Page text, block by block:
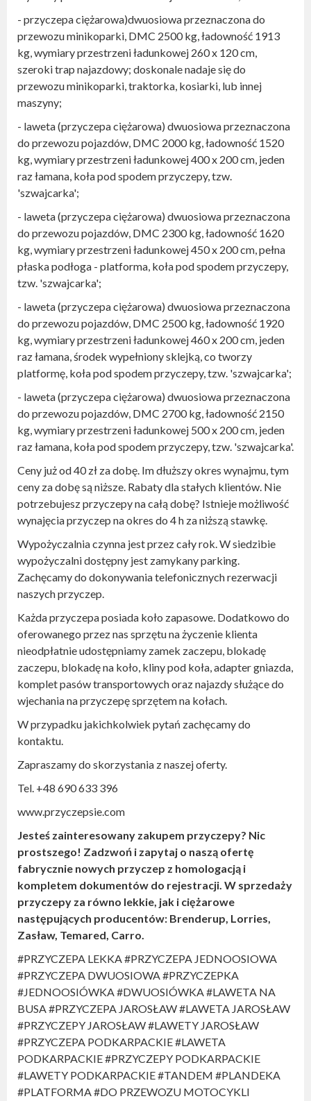
- przyczepa ciężarowa)dwuosiowa przeznaczona do
przewozu minikoparki, DMC 2500 kg, ładowność 1913
kg, wymiary przestrzeni ładunkowej 260 x 120 cm,
szeroki trap najazdowy; doskonale nadaje się do
przewozu minikoparki, traktorka, kosiarki, lub innej
maszyny;
- laweta (przyczepa ciężarowa) dwuosiowa przeznaczona
do przewozu pojazdów, DMC 2000 kg, ładowność 1520
kg, wymiary przestrzeni ładunkowej 400 x 200 cm, jeden
raz łamana, koła pod spodem przyczepy, tzw.
'szwajcarka';
- laweta (przyczepa ciężarowa) dwuosiowa przeznaczona
do przewozu pojazdów, DMC 2300 kg, ładowność 1620
kg, wymiary przestrzeni ładunkowej 450 x 200 cm, pełna
płaska podłoga - platforma, koła pod spodem przyczepy,
tzw. 'szwajcarka';
- laweta (przyczepa ciężarowa) dwuosiowa przeznaczona
do przewozu pojazdów, DMC 2500 kg, ładowność 1920
kg, wymiary przestrzeni ładunkowej 460 x 200 cm, jeden
raz łamana, środek wypełniony sklejką, co tworzy
platformę, koła pod spodem przyczepy, tzw. 'szwajcarka';
- laweta (przyczepa ciężarowa) dwuosiowa przeznaczona
do przewozu pojazdów, DMC 2700 kg, ładowność 2150
kg, wymiary przestrzeni ładunkowej 500 x 200 cm, jeden
raz łamana, koła pod spodem przyczepy, tzw. 'szwajcarka'.
Ceny już od 40 zł za dobę. Im dłuższy okres wynajmu, tym
ceny za dobę są niższe. Rabaty dla stałych klientów. Nie
potrzebujesz przyczepy na całą dobę? Istnieje możliwość
wynajęcia przyczep na okres do 4 h za niższą stawkę.
Wypożyczalnia czynna jest przez cały rok. W siedzibie
wypożyczalni dostępny jest zamykany parking.
Zachęcamy do dokonywania telefonicznych rezerwacji
naszych przyczep.
Każda przyczepa posiada koło zapasowe. Dodatkowo do
oferowanego przez nas sprzętu na życzenie klienta
nieodpłatnie udostępniamy zamek zaczepu, blokadę
zaczepu, blokadę na koło, kliny pod koła, adapter gniazda,
komplet pasów transportowych oraz najazdy służące do
wjechania na przyczepę sprzętem na kołach.
W przypadku jakichkolwiek pytań zachęcamy do
kontaktu.
Zapraszamy do skorzystania z naszej oferty.
Tel. +48 690 633 396
www.przyczepsie.com
Jesteś zainteresowany zakupem przyczepy? Nic
prostszego! Zadzwoń i zapytaj o naszą ofertę
fabrycznie nowych przyczep z homologacją i
kompletem dokumentów do rejestracji. W sprzedaży
przyczepy za równo lekkie, jak i ciężarowe
następujących producentów: Brenderup, Lorries,
Zasław, Temared, Carro.
#PRZYCZEPA LEKKA #PRZYCZEPA JEDNOOSIOWA
#PRZYCZEPA DWUOSIOWA #PRZYCZEPKA
#JEDNOOSIÓWKA #DWUOSIÓWKA #LAWETA NA
BUSA #PRZYCZEPA JAROSŁAW #LAWETA JAROSŁAW
#PRZYCZEPY JAROSŁAW #LAWETY JAROSŁAW
#PRZYCZEPA PODKARPACKIE #LAWETA
PODKARPACKIE #PRZYCZEPY PODKARPACKIE
#LAWETY PODKARPACKIE #TANDEM #PLANDEKA
#PLATFORMA #DO PRZEWOZU MOTOCYKLI